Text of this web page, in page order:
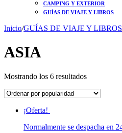
CAMPING Y EXTERIOR
GUÍAS DE VIAJE Y LIBROS
Inicio/GUÍAS DE VIAJE Y LIBROS
ASIA
Mostrando los 6 resultadosOrdenado
popularidad
¡Oferta!
Normalmente se despacha en